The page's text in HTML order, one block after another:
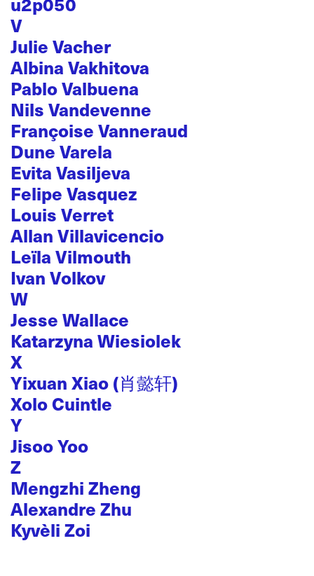
V
Julie Vacher
Albina Vakhitova
Pablo Valbuena
Nils Vandevenne
Françoise Vanneraud
Dune Varela
Evita Vasiljeva
Felipe Vasquez
Louis Verret
Allan Villavicencio
Leïla Vilmouth
Ivan Volkov
W
Jesse Wallace
Katarzyna Wiesiolek
X
Yixuan Xiao (肖懿轩)
Xolo Cuintle
Y
Jisoo Yoo
Z
Mengzhi Zheng
Alexandre Zhu
Kyvèli Zoi